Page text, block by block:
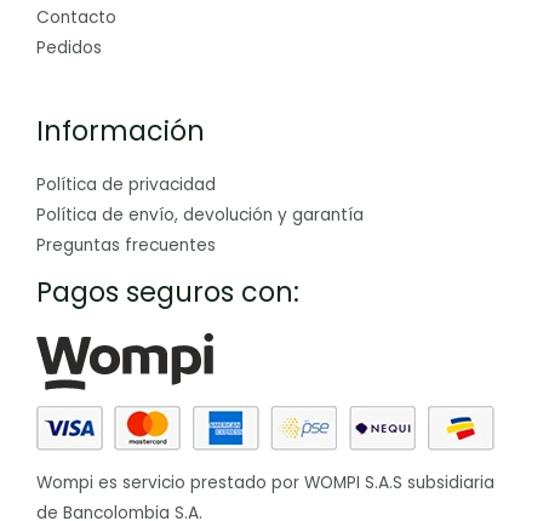
Contacto
Pedidos
Información
Política de privacidad
Política de envío, devolución y garantía
Preguntas frecuentes
Pagos seguros con:
Wompi es servicio prestado por WOMPI S.A.S subsidiaria
de Bancolombia S.A.